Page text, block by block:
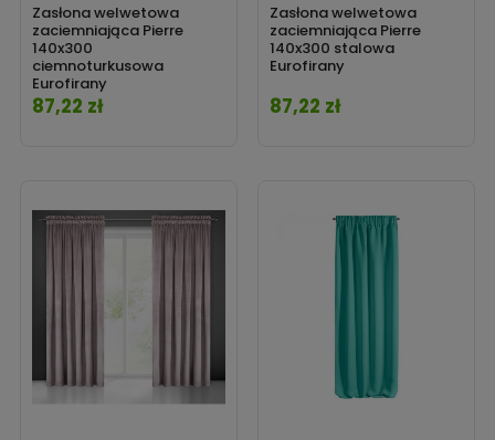
Zasłona welwetowa
zaciemniająca Pierre
140x300
ciemnoturkusowa
Eurofirany
Cena
87,22 zł
Zasłona welwetowa
zaciemniająca Pierre
140x300 stalowa
Eurofirany
Cena
87,22 zł